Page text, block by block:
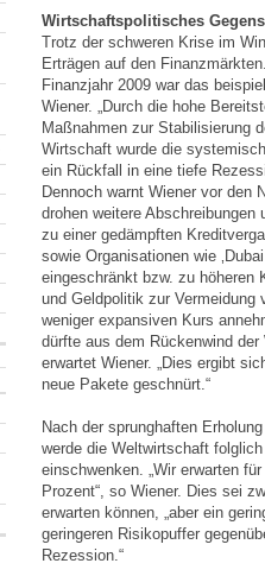
Wirtschaftspolitisches
Trotz der schweren Krise im
Erträgen auf den
Finanzjahr 2009 war das
Wiener. „Durch die hohe
Maßnahmen zur Stabilisierung
Wirtschaft wurde die
ein Rückfall in eine tiefe
Dennoch warnt Wiener vor den
drohen weitere
zu einer gedämpften
sowie Organisationen wie
eingeschränkt bzw. zu höheren
und Geldpolitik zur Vermeidung
weniger expansiven Kurs
dürfte aus dem Rückenwind
erwartet Wiener. „Dies ergibt
neue Pakete geschnürt.“
Nach der sprunghaften
werde die Weltwirtschaft
einschwenken. „Wir erwarten
Prozent“, so Wiener. Dies sei
erwarten können, „aber ein
geringeren Risikopuffer
Rezession.“